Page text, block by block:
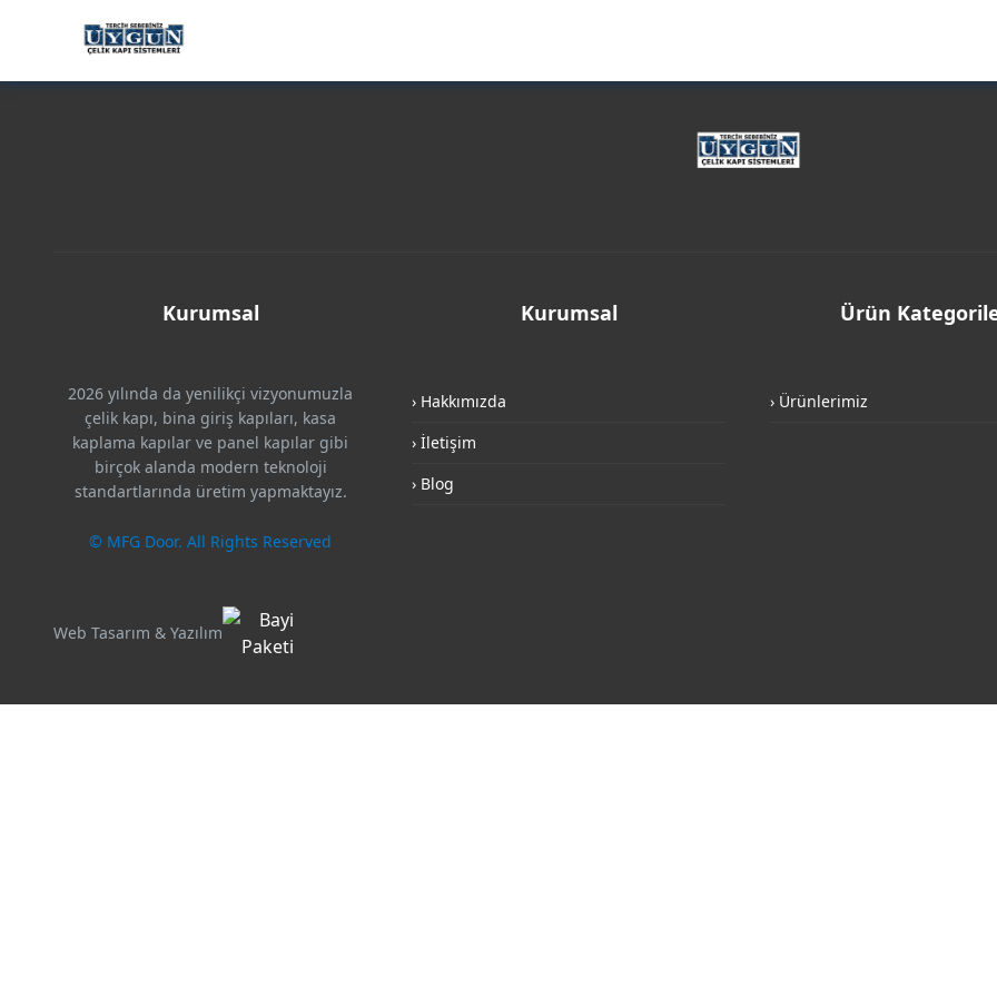
Kurumsal
2026 yılında da yenilikçi vizyonumuzla
çelik kapı, bina giriş kapıları, kasa
kaplama kapılar ve panel kapılar gibi
birçok alanda modern teknoloji
standartlarında üretim yapmaktayız.
© MFG Door. All Rights Reserved
Web Tasarım & Yazılım
Kurumsal
› Hakkımızda
› İletişim
› Blog
Ürün
› Ürünlerimiz